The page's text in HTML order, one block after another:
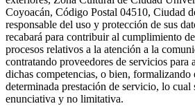
Coyoacán, Código Postal 04510, Ciudad
responsable del uso y protección de sus
recabará para contribuir al cumplimiento
procesos relativos a la atención a la
contratando proveedores de servicios
dichas competencias, o bien, formalizando
determinada prestación de servicio, lo cual
enunciativa y no limitativa.